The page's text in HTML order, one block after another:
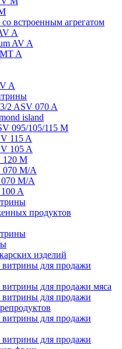
встроенным агрегатом
A
AV A
A
A
2 ASV 070 A
island
095/105/115 M
115 A
105 A
120 M
070 M/A
M/A
A
продуктов
изделий
для продажи
для продажи мяса
для продажи
для продажи
для продажи